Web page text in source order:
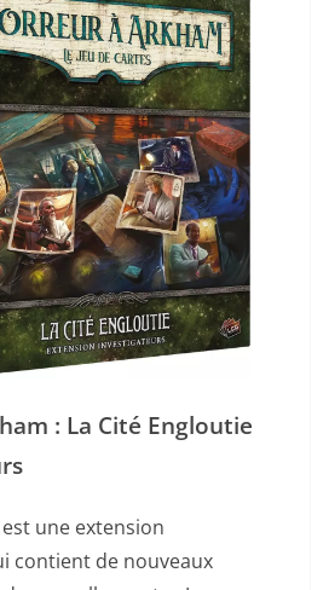
: La Cité Engloutie
une extension
contient de nouveaux